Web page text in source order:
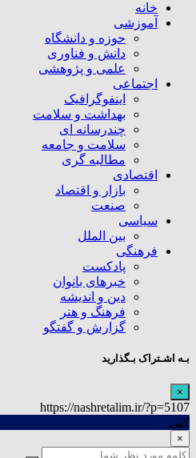
خانه
آموزشی
حوزه و دانشگاه
دانش و فناوری
علمی و پژوهشی
اجتماعی
اینفوگرافیک
بهداشت و سلامت
چندرسانه ای
سلامت و جامعه
مطالبه گری
اقتصادی
بازار و اقتصاد
صنعت
سیاسی
بین الملل
فرهنگی
پادکست
خبرهای بانوان
دین و اندیشه
فرهنگ و هنر
گزارش و گفتگو
بـه اشـتراک بـگذارید
×
https://nashretalim.ir/?p=5107
کپی
×